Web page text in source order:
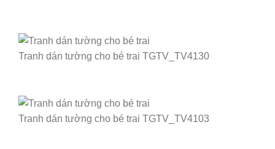
Tranh dán tường cho bé trai TGTV_TV4130
Tranh dán tường cho bé trai TGTV_TV4103